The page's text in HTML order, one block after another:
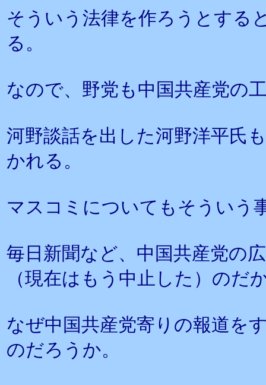
そういう法律を作ろうとする
る。
なので、野党も中国共産党の
河野談話を出した河野洋平氏
かれる。
マスコミについてもそういう
毎日新聞など、中国共産党の
（現在はもう中止した）の
なぜ中国共産党寄りの報道を
のだろうか。